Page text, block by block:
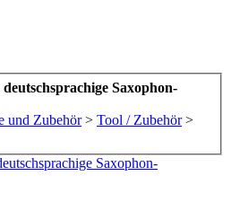
Saxophon-
und Zubehör > Tool / Zubehör >